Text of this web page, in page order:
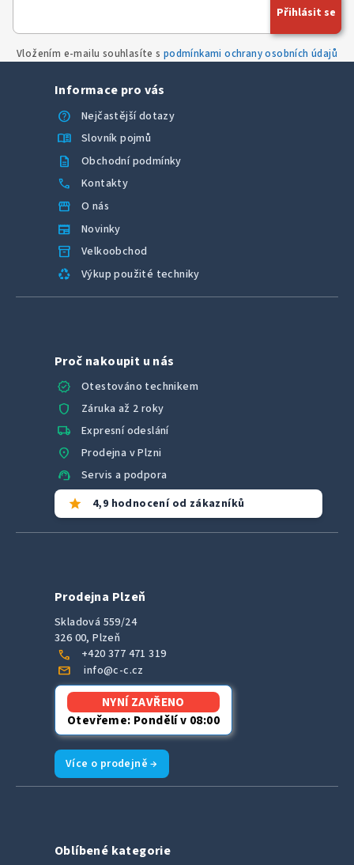
Vložením e-mailu souhlasíte s podmínkami ochrany osobních údajů
Přihlásit se
Informace pro vás
help
Nejčastější dotazy
menu_book Slovník pojmů
description Obchodní podmínky
call Kontakty
storefront O nás
newspaper Novinky
inventory_2 Velkoobchod
recycling Výkup použité techniky
Proč nakoupit u nás
verified
Otestováno technikem
shield Záruka až 2 roky
local_shipping Expresní odeslání
location_on Prodejna v Plzni
support_agent Servis a podpora
star 4,9 hodnocení od zákazníků
Prodejna Plzeň
Skladová 559/24
326 00, Plzeň
call +420 377 471 319
mail info@c-c.cz
NYNÍ ZAVŘENO
Otevřeme: Pondělí v 08:00
Více o prodejně →
Oblíbené kategorie